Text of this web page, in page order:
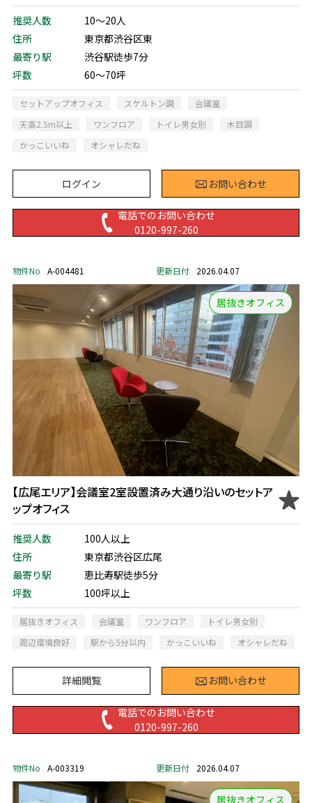
推奨人数
10～20人
住所
東京都渋谷区東
最寄り駅
渋谷駅徒歩7分
坪数
60～70坪
セットアップオフィス スケルトン調
会議室
天高2.5m以上
ワンフロア トイレ男女別
木目調
かっこいいね
オシャレだね
ログイン お問い合わせ
電話でのお問い合わせ
0120-997-260
物件No A-004481 更新日付 2026.04.07
居抜きオフィス
【広尾エリア】会議室2室設置済み大通り沿いのセットア
ップオフィス
推奨人数
100人以上
住所
東京都渋谷区広尾
最寄り駅
恵比寿駅徒歩5分
坪数
100坪以上
居抜きオフィス 会議室 ワンフロア
トイレ男女別
周辺環境良好
駅から5分以内 かっこいいね オシャレだね
詳細閲覧 お問い合わせ
電話でのお問い合わせ
0120-997-260
物件No A-003319 更新日付 2026.04.07
居抜きオフィス